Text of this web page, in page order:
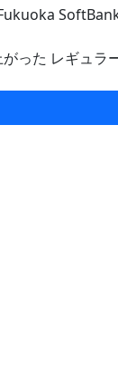
った レギュラ